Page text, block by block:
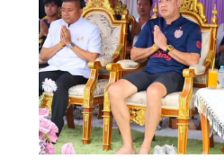
นี้ตั้งอยู่บนสมมติฐานหลายอย่างมา
แต่ละภาคส่วน